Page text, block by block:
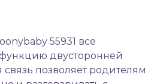
55931 все
двусторонней
связь позволяет родителям